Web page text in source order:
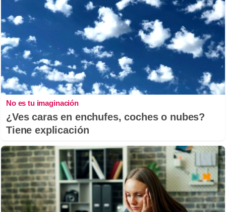
No es tu imaginación
¿Ves caras en enchufes, coches o nubes?
Tiene explicación